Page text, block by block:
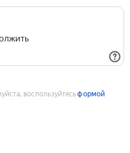
воспользуйтесьформой